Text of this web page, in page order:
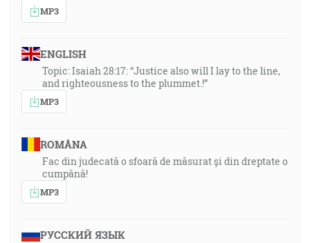
MP3
ENGLISH
Topic: Isaiah 28:17: “Justice also will I lay to the line,
and righteousness to the plummet.!”
MP3
ROMÂNA
Fac din judecată o sfoară de măsurat și din dreptate o
cumpănă!
MP3
РУССКИЙ ЯЗЫК